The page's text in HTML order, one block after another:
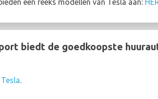
een reeks modellen van Tesla aan:
biedt de goedkoopste
.